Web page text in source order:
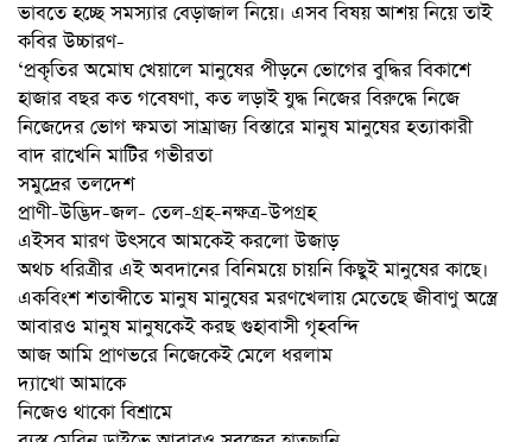
ভাবতে হচ্ছে সমস্যার বেড়াজাল নিয়ে। এসব বিষয় আশয় নিয়ে তাই
কবির উচ্চারণ-
‘প্রকৃতির অমোঘ খেয়ালে মানুষের পীড়নে ভোগের বুদ্ধির বিকাশে
হাজার বছর কত গবেষণা, কত লড়াই যুদ্ধ নিজের বিরুদ্ধে নিজে
নিজেদের ভোগ ক্ষমতা সাম্রাজ্য বিস্তারে মানুষ মানুষের হত্যাকারী
বাদ রাখেনি মাটির গভীরতা
সমুদ্রের তলদেশ
প্রাণী-উদ্ভিদ-জল- তেল-গ্রহ-নক্ষত্র-উপগ্রহ
এইসব মারণ উৎসবে আমকেই করলো উজাড়
অথচ ধরিত্রীর এই অবদানের বিনিময়ে চায়নি কিছুই মানুষের কাছে।
একবিংশ শতাব্দীতে মানুষ মানুষের মরণখেলায় মেতেছে জীবাণু অস্ত্রে
আবারও মানুষ মানুষকেই করছ গুহাবাসী গৃহবন্দি
আজ আমি প্রাণভরে নিজেকেই মেলে ধরলাম
দ্যাখো আমাকে
নিজেও থাকো বিশ্রামে